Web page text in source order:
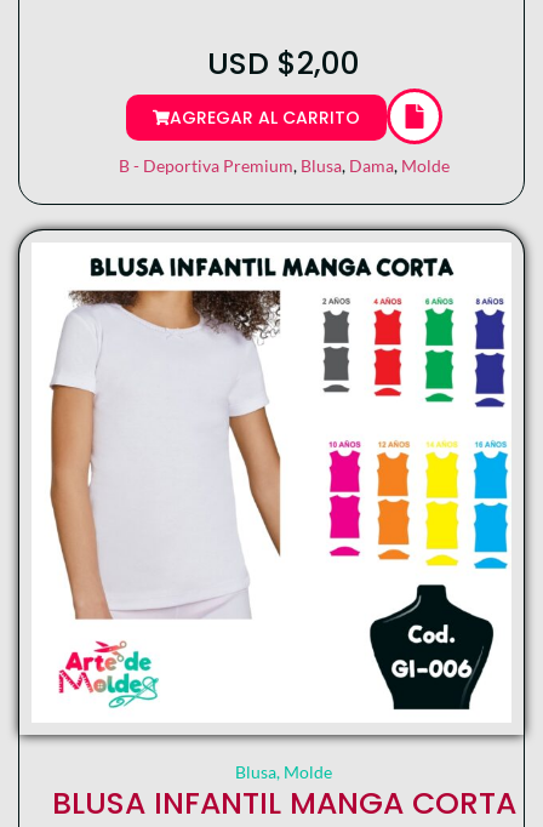
USD $2,00
AGREGAR AL CARRITO
B - Deportiva Premium, Blusa, Dama, Molde
Blusa, Molde
BLUSA INFANTIL MANGA CORTA